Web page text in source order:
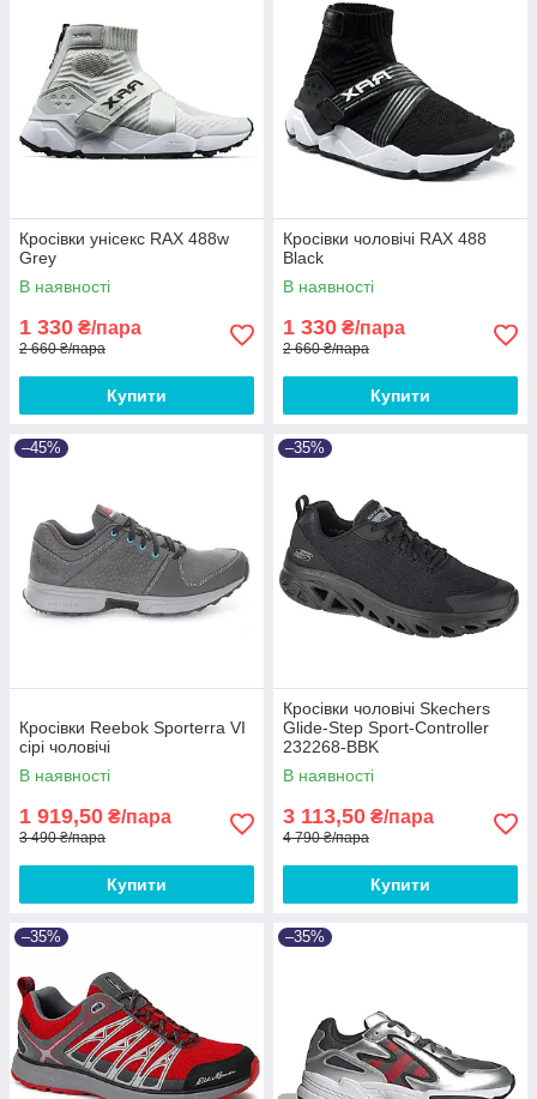
Кросівки унісекс RAX 488w
Grey
В наявності
1 330 ₴/пара
2 660 ₴/пара
Купити
Кросівки чоловічі RAX 488
Black
В наявності
1 330 ₴/пара
2 660 ₴/пара
Купити
–45%
Кросівки Reebok Sporterra VI
сірі чоловічі
В наявності
1 919,50 ₴/пара
3 490 ₴/пара
Купити
–35%
Кросівки чоловічі Skechers
Glide-Step Sport-Controller
232268-BBK
В наявності
3 113,50 ₴/пара
4 790 ₴/пара
Купити
–35% –35%